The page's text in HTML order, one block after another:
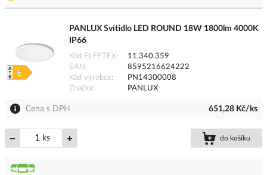
PANLUX Svítidlo LED ROUND 18W 1800lm 4000K
IP66
Kód ELFETEX
11.340.359
EAN
8595216624222
Kód výrobce
PN14300008
Značka
PANLUX
Cena s DPH 651,28 Kč/ks
ks do košíku